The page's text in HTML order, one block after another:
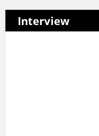
Interview